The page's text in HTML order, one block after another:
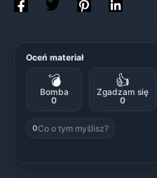
Oceń materiał
💣
Bomba
0
👍
Zgadzam się
0
0Co o tym myślisz?